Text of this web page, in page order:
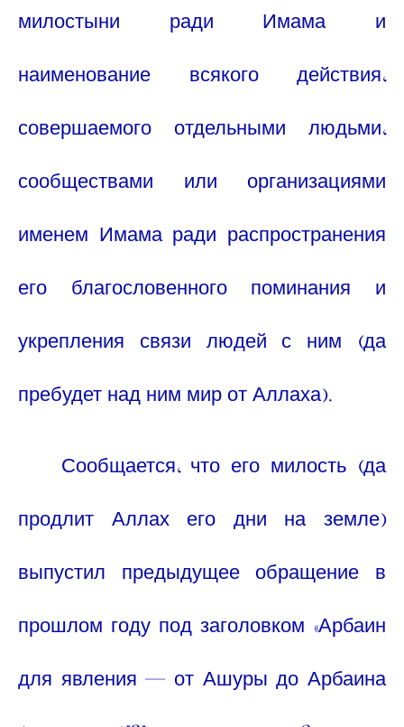
милостыни ради Имама и
наименование всякого действия,
совершаемого отдельными людьми,
сообществами или организациями
именем Имама ради распространения
его благословенного поминания и
укрепления связи людей с ним (да
пребудет над ним мир от Аллаха).
Сообщается, что его милость (да
продлит Аллах его дни на земле)
выпустил предыдущее обращение в
прошлом году под заголовком «Арбаин
для явления — от Ашуры до Арбаина